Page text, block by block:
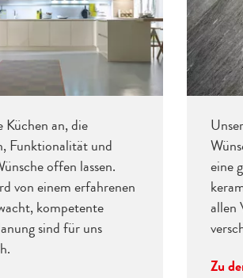
an, die
Funktionalität und
offen lassen.
von einem erfahrenen
kompetente
sind für uns
eine
allen
Zu